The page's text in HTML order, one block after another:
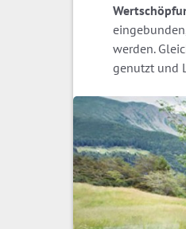
werden.
genutzt und